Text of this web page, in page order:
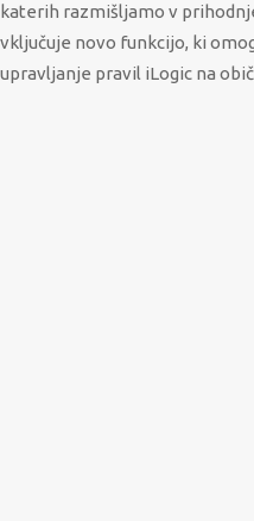
katerih razmišljamo v
vključuje novo funkcijo, ki
upravljanje pravil iLogic na